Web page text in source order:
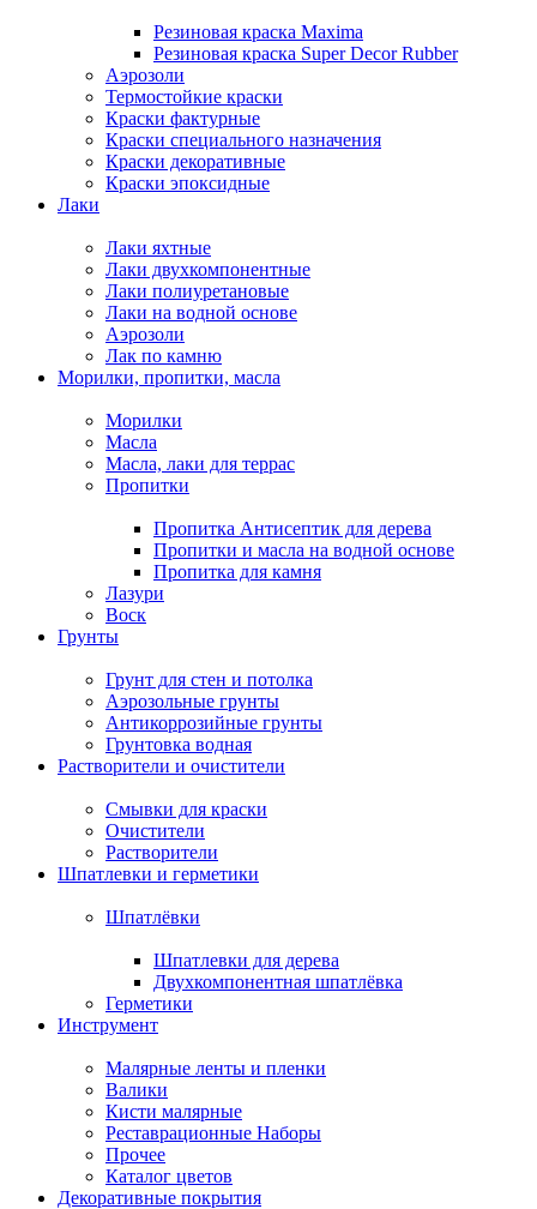
Резиновая краска Maxima
Резиновая краска Super Decor Rubber
Аэрозоли
Термостойкие краски
Краски фактурные
Краски специального назначения
Краски декоративные
Краски эпоксидные
Лаки
Лаки яхтные
Лаки двухкомпонентные
Лаки полиуретановые
Лаки на водной основе
Аэрозоли
Лак по камню
Морилки, пропитки, масла
Морилки
Масла
Масла, лаки для террас
Пропитки
Пропитка Антисептик для дерева
Пропитки и масла на водной основе
Пропитка для камня
Лазури
Воск
Грунты
Грунт для стен и потолка
Аэрозольные грунты
Антикоррозийные грунты
Грунтовка водная
Растворители и очистители
Смывки для краски
Очистители
Растворители
Шпатлевки и герметики
Шпатлёвки
Шпатлевки для дерева
Двухкомпонентная шпатлёвка
Герметики
Инструмент
Малярные ленты и пленки
Валики
Кисти малярные
Реставрационные Наборы
Прочее
Каталог цветов
Декоративные покрытия